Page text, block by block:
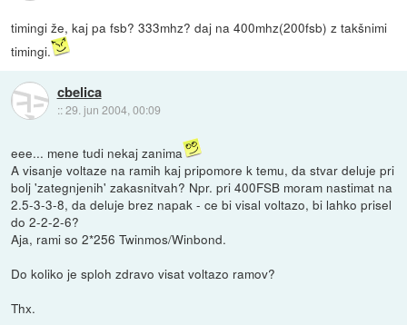
timingi že, kaj pa fsb? 333mhz? daj na 400mhz(200fsb) z takšnimi
timingi.
cbelica
::29. jun 2004, 00:09
eee... mene tudi nekaj zanima
A visanje voltaze na ramih kaj pripomore k temu, da stvar deluje pri
bolj 'zategnjenih' zakasnitvah? Npr. pri 400FSB moram nastimat na
2.5-3-3-8, da deluje brez napak - ce bi visal voltazo, bi lahko prisel
do 2-2-2-6?
Aja, rami so 2*256 Twinmos/Winbond.
Do koliko je sploh zdravo visat voltazo ramov?
Thx.